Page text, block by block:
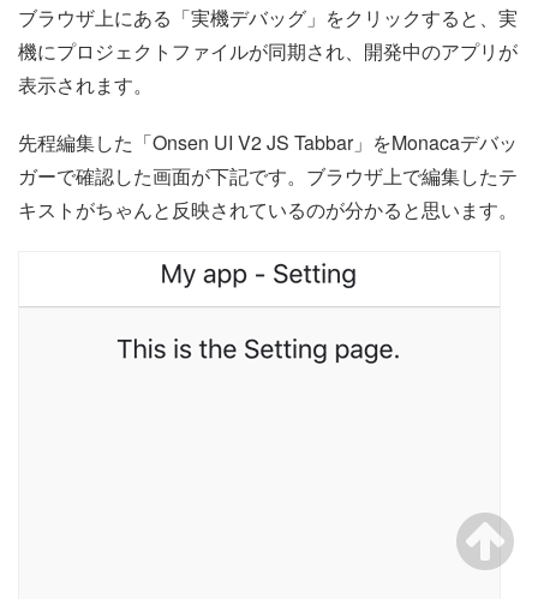
ブラウザ上にある「実機デバッグ」をクリックすると、実
機にプロジェクトファイルが同期され、開発中のアプリが
表示されます。
先程編集した「Onsen UI V2 JS Tabbar」をMonacaデバッ
ガーで確認した画面が下記です。ブラウザ上で編集したテ
キストがちゃんと反映されているのが分かると思います。